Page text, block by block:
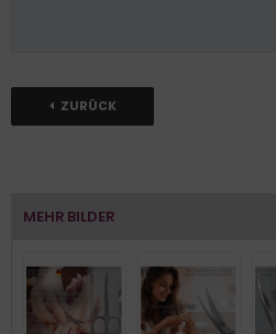
ZURÜCK
MEHR BILDER